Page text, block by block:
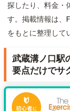
探したり、料金・
す。掲載情報は、
をもとに整理して
武蔵溝ノ口駅
要点だけでサ